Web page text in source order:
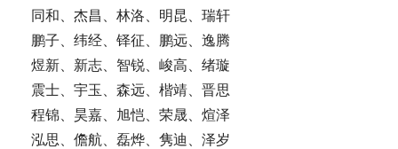
同和、杰昌、林洛、明昆、瑞轩
鹏子、纬经、铎征、鹏远、逸腾
煜新、新志、智锐、峻高、绪璇
震士、宇玉、森远、楷靖、晋思
程锦、昊嘉、旭恺、荣晟、煊泽
泓思、儋航、磊烨、隽迪、泽岁